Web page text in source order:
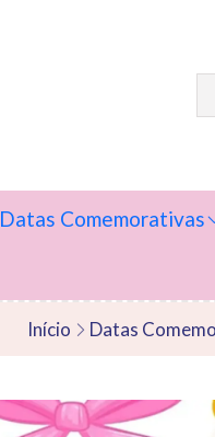
Datas Comemorativas
Início Datas